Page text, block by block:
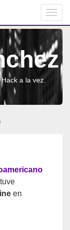
a la vez.
en